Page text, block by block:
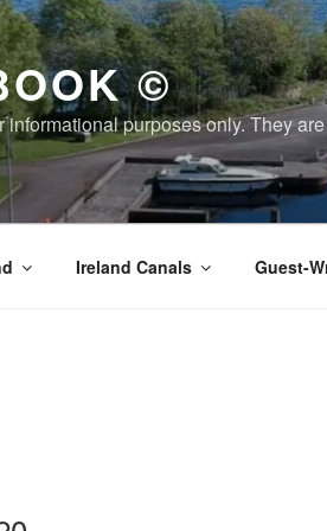
©
purposes only. They
Ireland Canals Guest-